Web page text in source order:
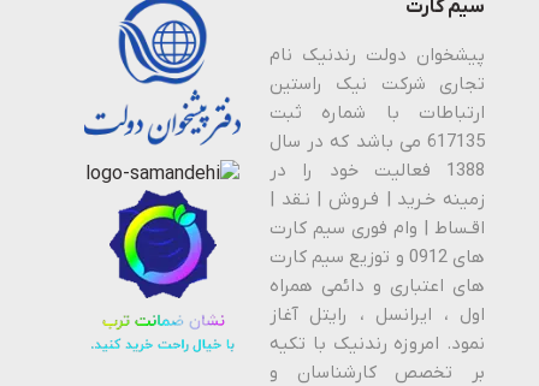
سیم کارت
پیشخوان دولت رندنیک نام
تجاری شرکت نیک راستین
ارتباطات با شماره ثبت
617135 می باشد که در سال
1388 فعالیت خود را در
زمینه خـرید | فـروش | نـقد |
اقـساط | وام فوری سیم کارت
های 0912 و توزیع سیم کارت
های اعتباری و دائمی همراه
اول ، ایرانسل ، رایتل آغاز
نمود. امروزه رندنیک با تکیه
بر تخصص کارشناسان و